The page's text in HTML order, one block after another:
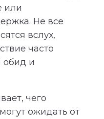
или
Не все
вслух,
часто
обид и
чего
ожидать от